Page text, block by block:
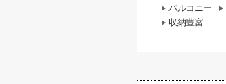
バルコニー
収納豊富